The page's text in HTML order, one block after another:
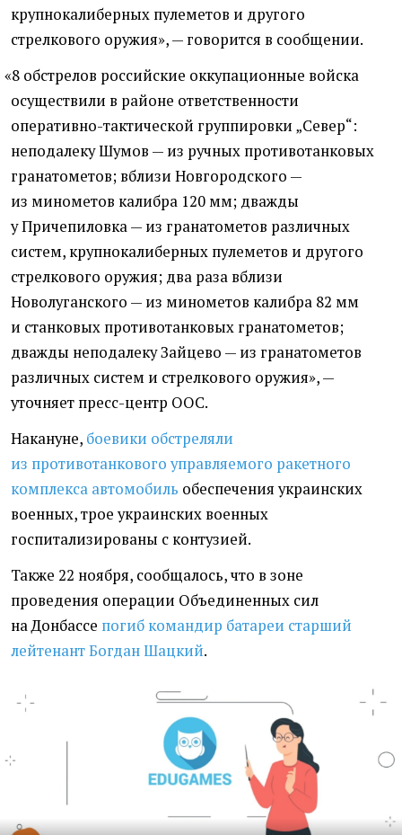
крупнокалиберных пулеметов и другого
стрелкового оружия», — говорится в сообщении.
«8 обстрелов российские оккупационные войска
осуществили в районе ответственности
оперативно-тактической группировки „Север“:
неподалеку Шумов — из ручных противотанковых
гранатометов; вблизи Новгородского —
из минометов калибра 120 мм; дважды
у Причепиловка — из гранатометов различных
систем, крупнокалиберных пулеметов и другого
стрелкового оружия; два раза вблизи
Новолуганского — из минометов калибра 82 мм
и станковых противотанковых гранатометов;
дважды неподалеку Зайцево — из гранатометов
различных систем и стрелкового оружия», —
уточняет пресс-центр ООС.
Накануне, боевики обстреляли
из противотанкового управляемого ракетного
комплекса автомобиль обеспечения украинских
военных, трое украинских военных
госпитализированы с контузией.
Также 22 ноября, сообщалось, что в зоне
проведения операции Объединенных сил
на Донбассе погиб командир батареи старший
лейтенант Богдан Шацкий.